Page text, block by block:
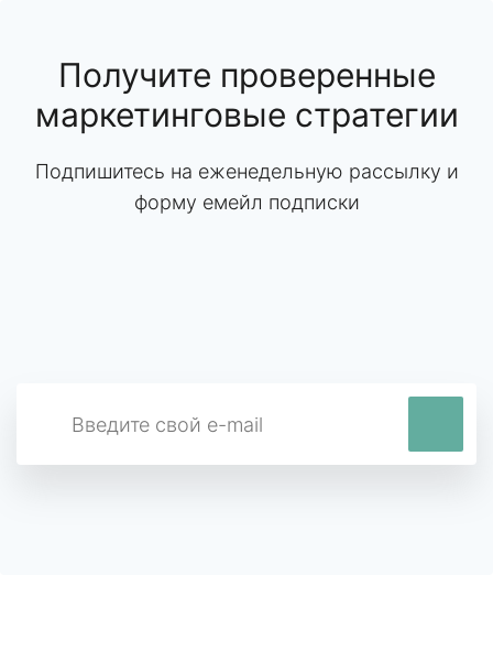
Получите проверенные
маркетинговые стратегии
Подпишитесь на еженедельную рассылку и
форму емейл подписки